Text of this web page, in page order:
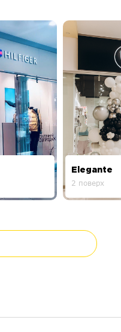
Elegante
2 поверх